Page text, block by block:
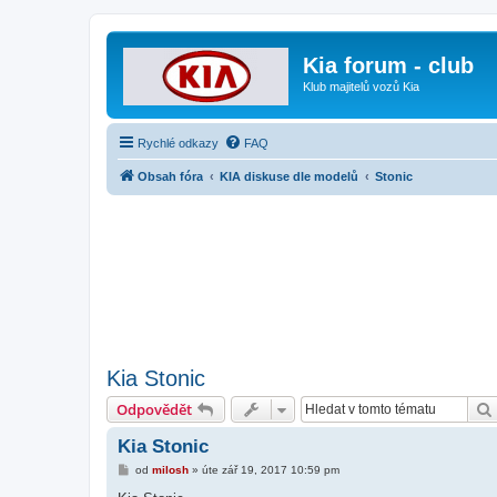
Kia forum - club
Klub majitelů vozů Kia
Rychlé odkazy FAQ
Obsah fóra KIA diskuse dle modelů Stonic
Kia Stonic
Odpovědět
Kia Stonic
Pod milosh» úte zář 19, 2017 10:59 pm